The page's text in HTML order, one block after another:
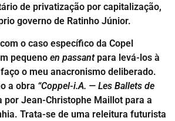
de privatização por capitalização,
governo de Ratinho Júnior.
o caso específico da Copel
pequeno en passantpara levá-los à
o meu anacronismo deliberado.
a obra “Coppel-i.A. — Les Ballets de
por Jean-Christophe Maillot para a
Trata-se de uma releitura futurista